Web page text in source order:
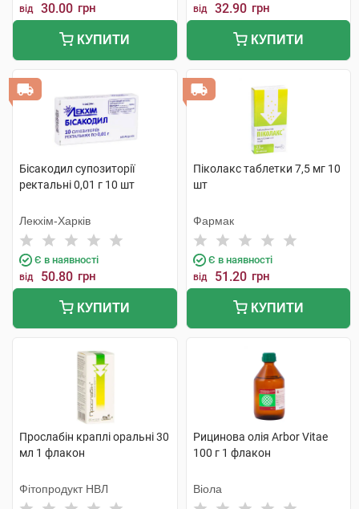
від 30.00 грн
КУПИТИ
від 32.90 грн
КУПИТИ
Бісакодил супозиторії
ректальні 0,01 г 10 шт
Лекхім-Харків
Є в наявності
від 50.80 грн
КУПИТИ
Піколакс таблетки 7,5 мг 10
шт
Фармак
Є в наявності
від 51.20 грн
КУПИТИ
Прослабін краплі оральні 30
мл 1 флакон
Фітопродукт НВЛ
Рицинова олія Arbor Vitae
100 г 1 флакон
Віола